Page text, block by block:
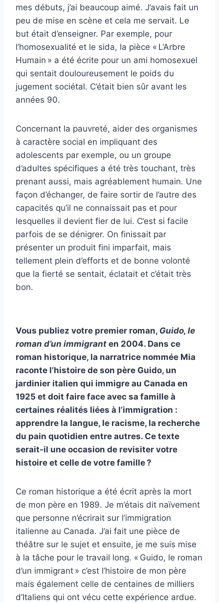
mes débuts, j’ai beaucoup aimé. J’avais fait un
peu de mise en scène et cela me servait. Le
but était d’enseigner. Par exemple, pour
l’homosexualité et le sida, la pièce « L’Arbre
Humain » a été écrite pour un ami homosexuel
qui sentait douloureusement le poids du
jugement sociétal. C’était bien sûr avant les
années 90.
Concernant la pauvreté, aider des organismes
à caractère social en impliquant des
adolescents par exemple, ou un groupe
d’adultes spécifiques a été très touchant, très
prenant aussi, mais agréablement humain. Une
façon d’échanger, de faire sortir de l’autre des
capacités qu’il ne connaissait pas et pour
lesquelles il devient fier de lui. C’est si facile
parfois de se dénigrer. On finissait par
présenter un produit fini imparfait, mais
tellement plein d’efforts et de bonne volonté
que la fierté se sentait, éclatait et c’était très
bon.
Vous publiez votre premier roman, Guido, le
roman d’un immigrant en 2004. Dans ce
roman historique, la narratrice nommée Mia
raconte l’histoire de son père Guido, un
jardinier italien qui immigre au Canada en
1925 et doit faire face avec sa famille à
certaines réalités liées à l’immigration :
apprendre la langue, le racisme, la recherche
du pain quotidien entre autres. Ce texte
serait-il une occasion de revisiter votre
histoire et celle de votre famille ?
Ce roman historique a été écrit après la mort
de mon père en 1989. Je m’étais dit naïvement
que personne n’écrirait sur l’immigration
italienne au Canada. J’ai fait une pièce de
théâtre sur le sujet et ensuite, je me suis mise
à la tâche pour le travail long. « Guido, le roman
d’un immigrant » c’est l’histoire de mon père
mais également celle de centaines de milliers
d’Italiens qui ont vécu cette expérience ardue.